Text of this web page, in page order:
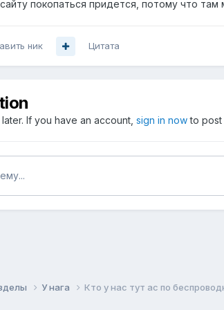
покопаться придется, потому что там
ник Цитата
If you have an account, sign in nowto post
У нага Кто у нас тут ас по